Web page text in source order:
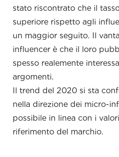
stato riscontrato che il
superiore rispetto agli
un maggior seguito. Il
influencer è che il loro
spesso realemente
Il trend del 2020 si sta
nella direzione dei micro-
possibile in linea con i
riferimento del marchio.